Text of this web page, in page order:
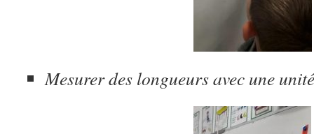
Mesurer des longueurs avec une